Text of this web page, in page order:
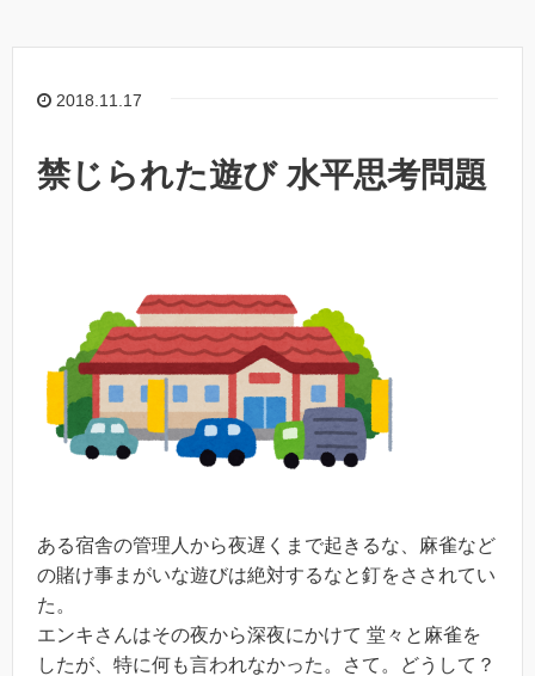
2018.11.17
禁じられた遊び 水平思考問題
ある宿舎の管理人から夜遅くまで起きるな、麻雀など
の賭け事まがいな遊びは絶対するなと釘をさされてい
た。
エンキさんはその夜から深夜にかけて 堂々と麻雀を
したが、特に何も言われなかった。さて。どうして？